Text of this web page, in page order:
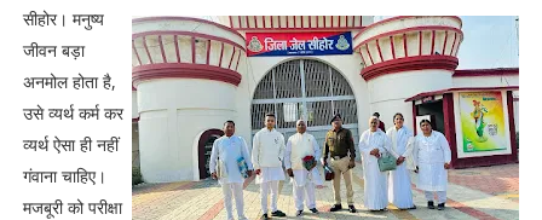
सीहोर। मनुष्य
जीवन बड़ा
अनमोल होता है,
उसे व्यर्थ कर्म कर
व्यर्थ ऐसा ही नहीं
गंवाना चाहिए।
मजबूरी को परीक्षा